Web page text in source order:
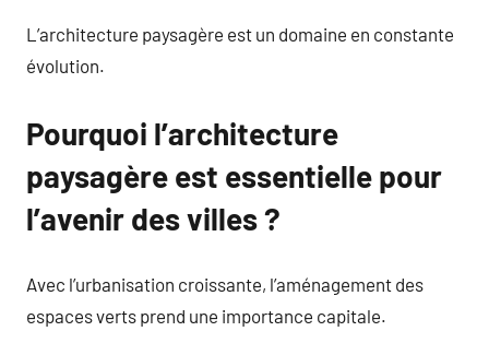
L’architecture paysagère est un domaine en constante
évolution.
Pourquoi l’architecture
paysagère est essentielle pour
l’avenir des villes ?
Avec l’urbanisation croissante, l’aménagement des
espaces verts prend une importance capitale.